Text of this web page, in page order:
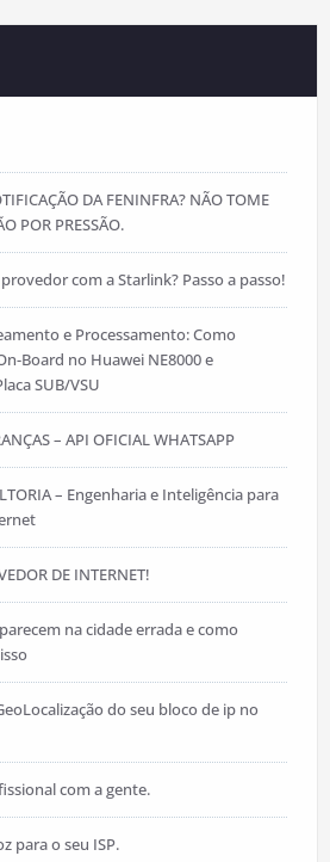
DA FENINFRA? NÃO TOME
POR PRESSÃO.
com a Starlink? Passo a passo!
e Processamento: Como
Board no Huawei NE8000 e
SUB/VSU
– API OFICIAL WHATSAPP
– Engenharia e Inteligência para
DE INTERNET!
na cidade errada e como
do seu bloco de ip no
com a gente.
para o seu ISP.